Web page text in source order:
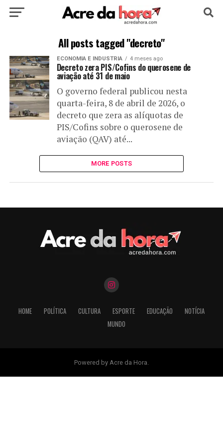
POLÍTICA CULTURA ESPORTE
EDUCAÇÃO NOTÍCIA MUNDO
All posts tagged "decreto"
ECONOMIA E INDUSTRIA 4 meses ago
Decreto zera PIS/Cofins do querosene de
aviação até 31 de maio
O governo federal publicou nesta
quarta-feira, 8 de abril de 2026, o
decreto que zera as alíquotas de
PIS/Cofins sobre o querosene de
aviação (QAV) até...
MORE POSTS
HOME POLÍTICA CULTURA ESPORTE EDUCAÇÃO
NOTÍCIA
MUNDO
Powered by Acre da Hora.